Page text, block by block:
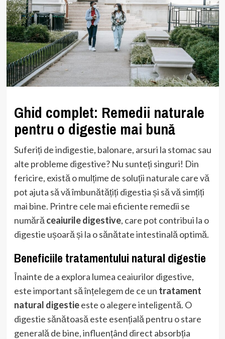
Ghid complet: Remedii naturale
pentru o digestie mai bună
Suferiți de indigestie, balonare, arsuri la stomac sau
alte probleme digestive? Nu sunteți singuri! Din
fericire, există o mulțime de soluții naturale care vă
pot ajuta să vă îmbunătățiți digestia și să vă simțiți
mai bine. Printre cele mai eficiente remedii se
numără ceaiurile digestive, care pot contribui la o
digestie ușoară și la o sănătate intestinală optimă.
Beneficiile tratamentului natural digestie
Înainte de a explora lumea ceaiurilor digestive,
este important să înțelegem de ce un tratament
natural digestieeste o alegere inteligentă. O
digestie sănătoasă este esențială pentru o stare
generală de bine, influențând direct absorbția